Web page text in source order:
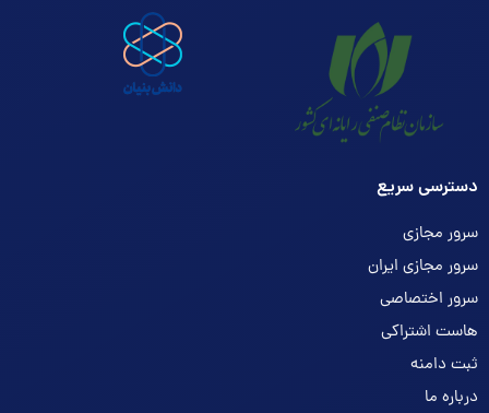
دسترسی سریع
سرور مجازی
سرور مجازی ایران
سرور اختصاصی
هاست اشتراکی
ثبت دامنه
درباره ما